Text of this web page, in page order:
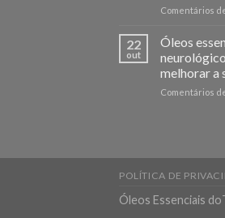
Comentários
22
out
Óleos
melhorar a
Comentários
POLÍTICA DE
Óleos Essenciais